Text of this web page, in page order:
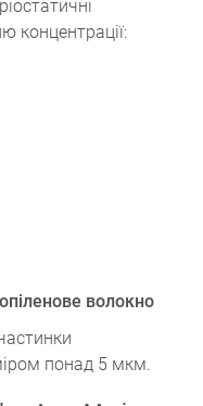
концентрації:
волокно
понад 5 мкм.